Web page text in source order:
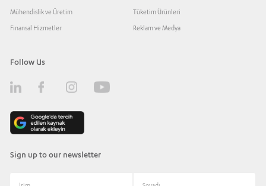
Mühendislik ve Üretim
Finansal Hizmetler
Tüketim Ürünleri
Reklam ve Medya
Follow Us
Sign up to our newsletter